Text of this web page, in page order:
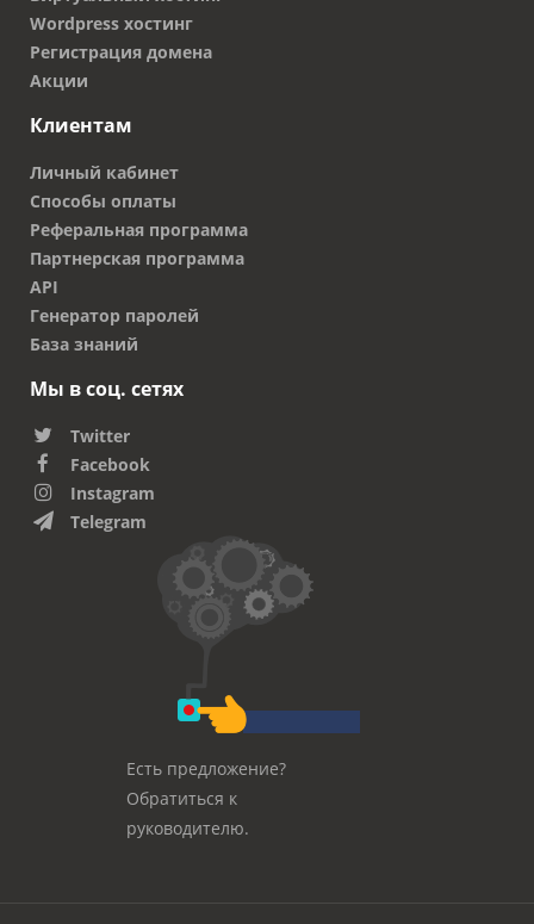
Wordpress хостинг
Регистрация домена
Акции
Клиентам
Личный кабинет
Способы оплаты
Реферальная программа
Партнерская программа
API
Генератор паролей
База знаний
Мы в соц. сетях
Twitter
Facebook
Instagram
Telegram
Есть предложение?
Обратиться к
руководителю.